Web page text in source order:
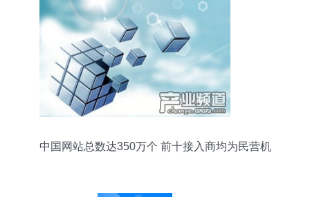
中国网站总数达350万个 前十接入商均为民营机